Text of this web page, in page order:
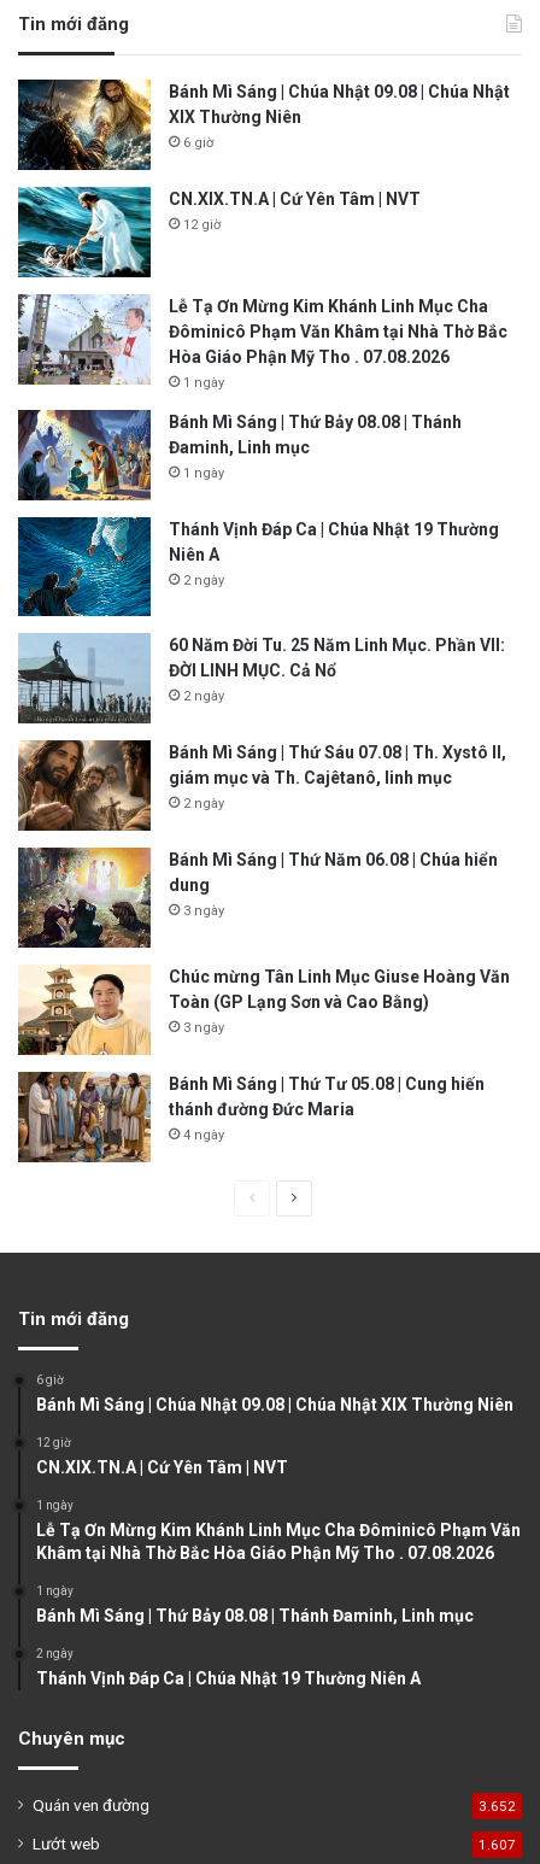
Tin mới đăng
Bánh Mì Sáng | Chúa Nhật 09.08 | Chúa Nhật
XIX Thường Niên
6 giờ
CN.XIX.TN.A | Cứ Yên Tâm | NVT
12 giờ
Lễ Tạ Ơn Mừng Kim Khánh Linh Mục Cha
Đôminicô Phạm Văn Khâm tại Nhà Thờ Bắc
Hòa Giáo Phận Mỹ Tho . 07.08.2026
1 ngày
Bánh Mì Sáng | Thứ Bảy 08.08 | Thánh
Đaminh, Linh mục
1 ngày
Thánh Vịnh Đáp Ca | Chúa Nhật 19 Thường
Niên A
2 ngày
60 Năm Đời Tu. 25 Năm Linh Mục. Phần VII:
ĐỜI LINH MỤC. Cả Nổ
2 ngày
Bánh Mì Sáng | Thứ Sáu 07.08 | Th. Xystô II,
giám mục và Th. Cajêtanô, linh mục
2 ngày
Bánh Mì Sáng | Thứ Năm 06.08 | Chúa hiển
dung
3 ngày
Chúc mừng Tân Linh Mục Giuse Hoàng Văn
Toàn (GP Lạng Sơn và Cao Bằng)
3 ngày
Bánh Mì Sáng | Thứ Tư 05.08 | Cung hiến
thánh đường Đức Maria
4 ngày
u
p
g
g
Tin mới đăng
6 giờ
Bánh Mì Sáng | Chúa Nhật 09.08 | Chúa Nhật XIX Thường Niên
12 giờ
CN.XIX.TN.A | Cứ Yên Tâm | NVT
1 ngày
Lễ Tạ Ơn Mừng Kim Khánh Linh Mục Cha Đôminicô Phạm Văn
Khâm tại Nhà Thờ Bắc Hòa Giáo Phận Mỹ Tho . 07.08.2026
1 ngày
Bánh Mì Sáng | Thứ Bảy 08.08 | Thánh Đaminh, Linh mục
2 ngày
Thánh Vịnh Đáp Ca | Chúa Nhật 19 Thường Niên A
Chuyên mục
Quán ven đường 3.652
Lướt web 1.607